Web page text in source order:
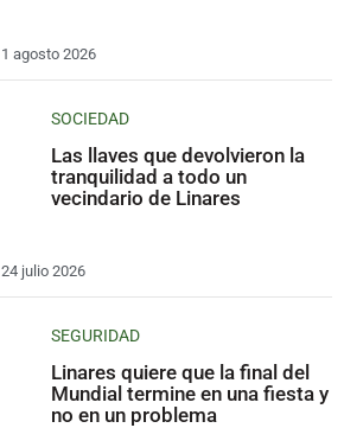
1 agosto 2026
SOCIEDAD
Las llaves que devolvieron la
tranquilidad a todo un
vecindario de Linares
24 julio 2026
SEGURIDAD
Linares quiere que la final del
Mundial termine en una fiesta y
no en un problema